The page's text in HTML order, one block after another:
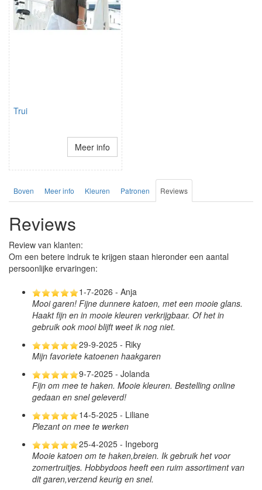
Trui
Meer info
Boven Meer info Kleuren Patronen Reviews
Reviews
Review van klanten:
Om een betere indruk te krijgen staan hieronder een aantal
persoonlijke ervaringen:
1-7-2026 - Anja
Mooi garen! Fijne dunnere katoen, met een mooie glans.
Haakt fijn en in mooie kleuren verkrijgbaar. Of het in
gebruik ook mooi blijft weet ik nog niet.
29-9-2025 - Riky
Mijn favoriete katoenen haakgaren
9-7-2025 - Jolanda
Fijn om mee te haken. Mooie kleuren. Bestelling online
gedaan en snel geleverd!
14-5-2025 - Liliane
Plezant on mee te werken
25-4-2025 - Ingeborg
Mooie katoen om te haken,breien. Ik gebruik het voor
zomertruitjes. Hobbydoos heeft een ruim assortiment van
dit garen,verzend keurig en snel.